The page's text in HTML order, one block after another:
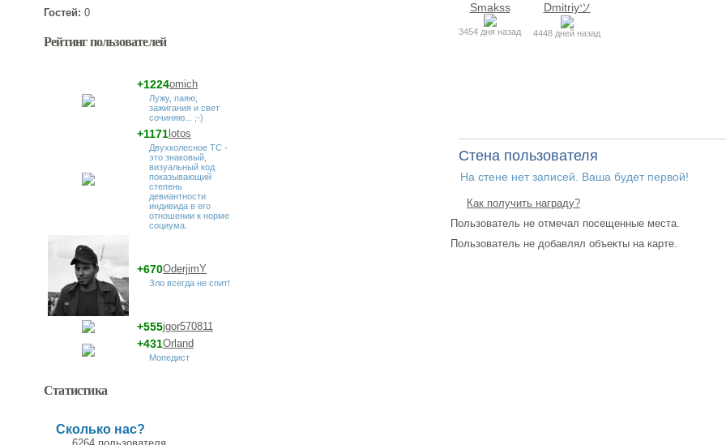
Гостей: 0
Рейтинг пользователей
omich
+1224
Лужу, паяю,
зажигания и свет
сочиняю... ;-)
lotos
+1171
Двухколесное ТС -
это знаковый,
визуальный код
показывающий
степень
девиантности
индивида в его
отношении к норме
социума.
OderjimY
+670
Зло всегда не спит!
jgor570811
+555
Orland
+431
Мопедист
Статистика
Сколько нас?
Smakss
3454 дня назад
Dmitriyツ
4448 дней назад
Стена пользователя
На стене нет записей. Ваша будет первой!
Как получить награду?
Пользователь не отмечал посещенные места.
Пользователь не добавлял объекты на карте.